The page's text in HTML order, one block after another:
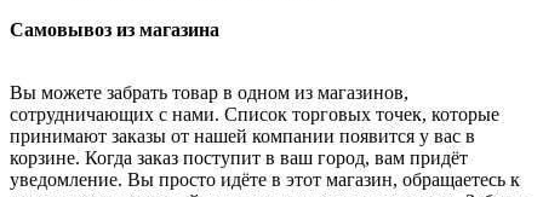
Самовывоз из магазина
Вы можете забрать товар в одном из магазинов,
сотрудничающих с нами. Список торговых точек, которые
принимают заказы от нашей компании появится у вас в
корзине. Когда заказ поступит в ваш город, вам придёт
уведомление. Вы просто идёте в этот магазин, обращаетесь к